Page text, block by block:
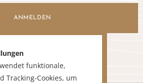
ANMELDEN
funktionale,
Tracking-Cookies, um